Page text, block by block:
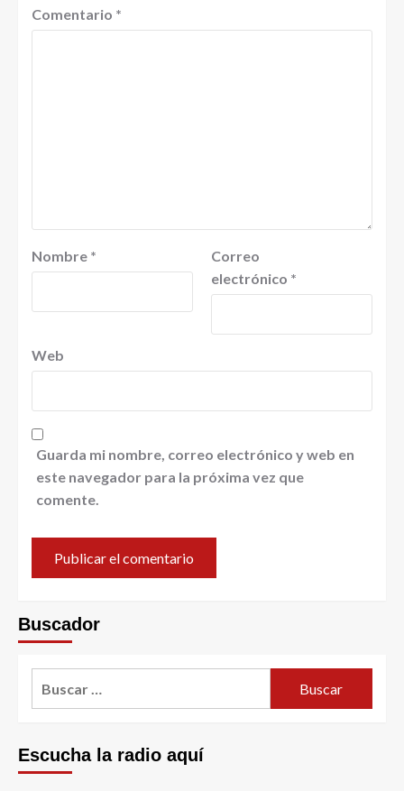
Comentario *
Nombre *
Correo
electrónico *
Web
Guarda mi nombre, correo electrónico y web en
este navegador para la próxima vez que
comente.
Buscador
Escucha la radio aquí